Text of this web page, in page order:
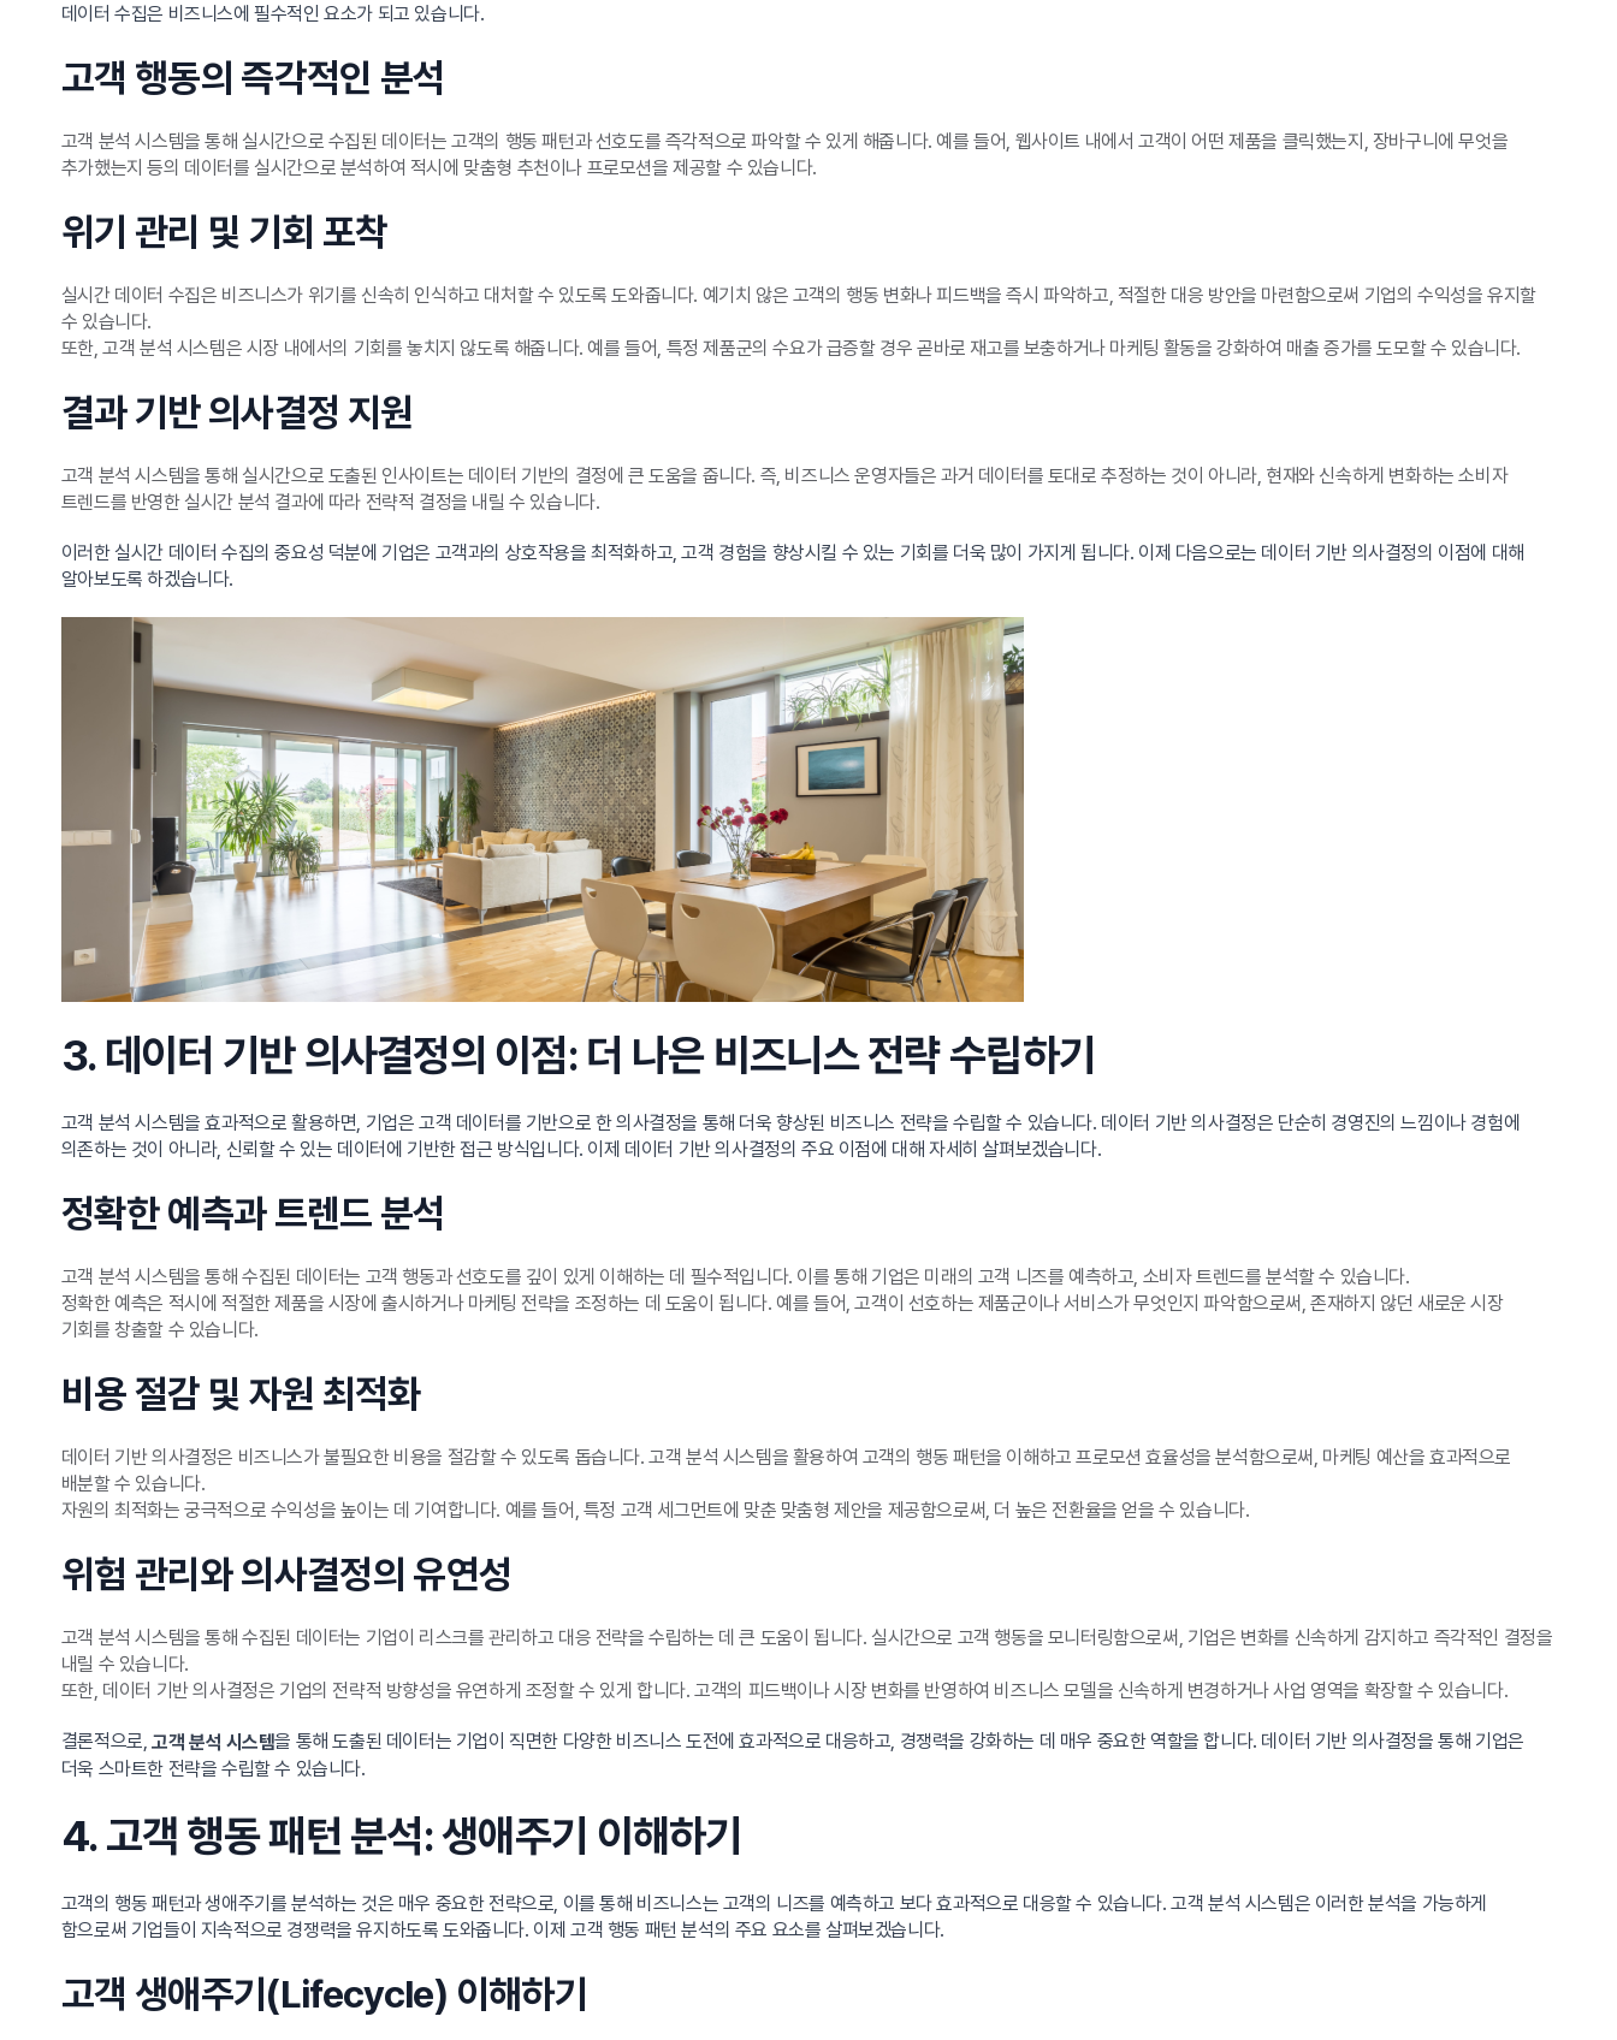
데이터 수집은 비즈니스에 필수적인 요소가 되고 있습니다.
고객 행동의 즉각적인 분석
고객 분석 시스템을 통해 실시간으로 수집된 데이터는 고객의 행동 패턴과 선호도를 즉각적으로 파악할 수 있게 해줍니다. 예를 들어, 웹사이트 내에서 고객이 어떤 제품을 클릭했는지, 장바구니에 무엇을
추가했는지 등의 데이터를 실시간으로 분석하여 적시에 맞춤형 추천이나 프로모션을 제공할 수 있습니다.
위기 관리 및 기회 포착
실시간 데이터 수집은 비즈니스가 위기를 신속히 인식하고 대처할 수 있도록 도와줍니다. 예기치 않은 고객의 행동 변화나 피드백을 즉시 파악하고, 적절한 대응 방안을 마련함으로써 기업의 수익성을 유지할
수 있습니다.
또한, 고객 분석 시스템은 시장 내에서의 기회를 놓치지 않도록 해줍니다. 예를 들어, 특정 제품군의 수요가 급증할 경우 곧바로 재고를 보충하거나 마케팅 활동을 강화하여 매출 증가를 도모할 수 있습니다.
결과 기반 의사결정 지원
고객 분석 시스템을 통해 실시간으로 도출된 인사이트는 데이터 기반의 결정에 큰 도움을 줍니다. 즉, 비즈니스 운영자들은 과거 데이터를 토대로 추정하는 것이 아니라, 현재와 신속하게 변화하는 소비자
트렌드를 반영한 실시간 분석 결과에 따라 전략적 결정을 내릴 수 있습니다.
이러한 실시간 데이터 수집의 중요성 덕분에 기업은 고객과의 상호작용을 최적화하고, 고객 경험을 향상시킬 수 있는 기회를 더욱 많이 가지게 됩니다. 이제 다음으로는 데이터 기반 의사결정의 이점에 대해
알아보도록 하겠습니다.
3. 데이터 기반 의사결정의 이점: 더 나은 비즈니스 전략 수립하기
고객 분석 시스템을 효과적으로 활용하면, 기업은 고객 데이터를 기반으로 한 의사결정을 통해 더욱 향상된 비즈니스 전략을 수립할 수 있습니다. 데이터 기반 의사결정은 단순히 경영진의 느낌이나 경험에
의존하는 것이 아니라, 신뢰할 수 있는 데이터에 기반한 접근 방식입니다. 이제 데이터 기반 의사결정의 주요 이점에 대해 자세히 살펴보겠습니다.
정확한 예측과 트렌드 분석
고객 분석 시스템을 통해 수집된 데이터는 고객 행동과 선호도를 깊이 있게 이해하는 데 필수적입니다. 이를 통해 기업은 미래의 고객 니즈를 예측하고, 소비자 트렌드를 분석할 수 있습니다.
정확한 예측은 적시에 적절한 제품을 시장에 출시하거나 마케팅 전략을 조정하는 데 도움이 됩니다. 예를 들어, 고객이 선호하는 제품군이나 서비스가 무엇인지 파악함으로써, 존재하지 않던 새로운 시장
기회를 창출할 수 있습니다.
비용 절감 및 자원 최적화
데이터 기반 의사결정은 비즈니스가 불필요한 비용을 절감할 수 있도록 돕습니다. 고객 분석 시스템을 활용하여 고객의 행동 패턴을 이해하고 프로모션 효율성을 분석함으로써, 마케팅 예산을 효과적으로
배분할 수 있습니다.
자원의 최적화는 궁극적으로 수익성을 높이는 데 기여합니다. 예를 들어, 특정 고객 세그먼트에 맞춘 맞춤형 제안을 제공함으로써, 더 높은 전환율을 얻을 수 있습니다.
위험 관리와 의사결정의 유연성
고객 분석 시스템을 통해 수집된 데이터는 기업이 리스크를 관리하고 대응 전략을 수립하는 데 큰 도움이 됩니다. 실시간으로 고객 행동을 모니터링함으로써, 기업은 변화를 신속하게 감지하고 즉각적인 결정을
내릴 수 있습니다.
또한, 데이터 기반 의사결정은 기업의 전략적 방향성을 유연하게 조정할 수 있게 합니다. 고객의 피드백이나 시장 변화를 반영하여 비즈니스 모델을 신속하게 변경하거나 사업 영역을 확장할 수 있습니다.
결론적으로, 고객 분석 시스템을 통해 도출된 데이터는 기업이 직면한 다양한 비즈니스 도전에 효과적으로 대응하고, 경쟁력을 강화하는 데 매우 중요한 역할을 합니다. 데이터 기반 의사결정을 통해 기업은
더욱 스마트한 전략을 수립할 수 있습니다.
4. 고객 행동 패턴 분석: 생애주기 이해하기
고객의 행동 패턴과 생애주기를 분석하는 것은 매우 중요한 전략으로, 이를 통해 비즈니스는 고객의 니즈를 예측하고 보다 효과적으로 대응할 수 있습니다. 고객 분석 시스템은 이러한 분석을 가능하게
함으로써 기업들이 지속적으로 경쟁력을 유지하도록 도와줍니다. 이제 고객 행동 패턴 분석의 주요 요소를 살펴보겠습니다.
고객 생애주기(Lifecycle) 이해하기